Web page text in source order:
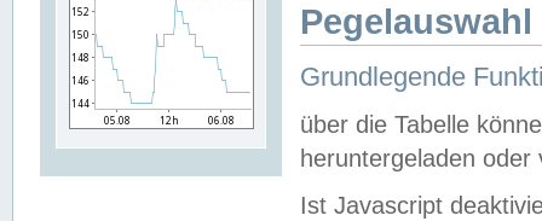
Grundlegende
über die Tabelle
heruntergeladen oder
Ist Javascript